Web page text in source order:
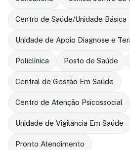
Centro de Saúde/Unidade Básica
Unidade de Apoio Diagnose e
Policlínica Posto de Saúde
Central de Gestão Em Saúde
Centro de Atenção Psicossocial
Unidade de Vigilância Em Saúde
Pronto Atendimento